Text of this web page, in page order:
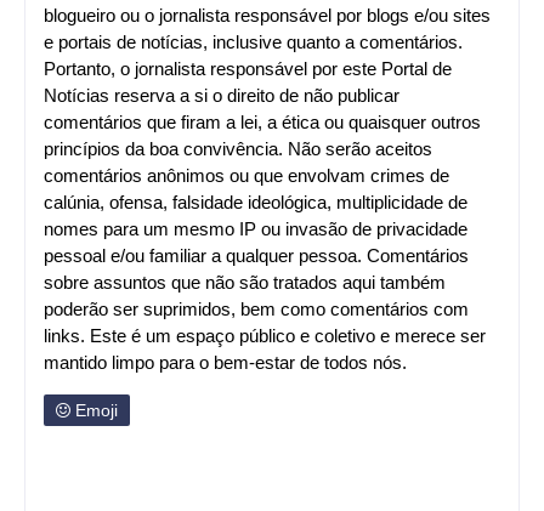
blogueiro ou o jornalista responsável por blogs e/ou sites
e portais de notícias, inclusive quanto a comentários.
Portanto, o jornalista responsável por este Portal de
Notícias reserva a si o direito de não publicar
comentários que firam a lei, a ética ou quaisquer outros
princípios da boa convivência. Não serão aceitos
comentários anônimos ou que envolvam crimes de
calúnia, ofensa, falsidade ideológica, multiplicidade de
nomes para um mesmo IP ou invasão de privacidade
pessoal e/ou familiar a qualquer pessoa. Comentários
sobre assuntos que não são tratados aqui também
poderão ser suprimidos, bem como comentários com
links. Este é um espaço público e coletivo e merece ser
mantido limpo para o bem-estar de todos nós.
Emoji